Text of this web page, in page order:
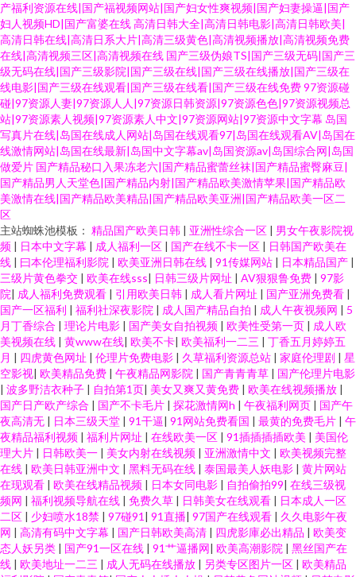
产福利资源在线|国产福视频网站|国产妇女性爽视频|国产妇妻操逼|国产
妇人视频HD|国产富婆在线高清日韩大全|高清日韩电影|高清日韩欧美|
高清日韩在线|高清日系大片|高清三级黄色|高清视频播放|高清视频免费
在线|高清视频三区|高清视频在线 国产三级伪娘TS|国产三级无码|国产三
级无码在线|国产三级影院|国产三级在线|国产三级在线播放|国产三级在
线电影|国产三级在线观看|国产三级在线看|国产三级在线免费97资源碰
碰|97资源人妻|97资源人人|97资源日韩资源|97资源色色|97资源视频总
站|97资源素人视频|97资源素人中文|97资源网站|97资源中文字幕 岛国
写真片在线|岛国在线成人网站|岛国在线观看97|岛国在线观看AV|岛国在
线激情网站|岛国在线最新|岛国中文字幕av|岛国资源av|岛国综合网|岛国
做爱片 国产精品秘口入果冻老六|国产精品蜜蕾丝袜|国产精品蜜臀麻豆|
国产精品男人天堂色|国产精品内射|国产精品欧美激情苹果|国产精品欧
美激情在线|国产精品欧美精品|国产精品欧美亚洲|国产精品欧美一区二
区
主站蜘蛛池模板： 精品国产欧美日韩 | 亚洲性综合一区 | 男女午夜影院视
频 | 日本中文字幕 | 成人福利一区 | 国产在线不卡一区 | 日韩国产欧美在
线 | 曰本伦理福利影院 | 欧美亚洲日韩在线 | 91传媒网站 | 日本精品国产 |
三级片黄色拳交 | 欧美在线sss| 日韩三级片网址 | AV狠狠鲁免费 | 97影
院| 成人福利免费观看 | 引用欧美日韩 | 成人看片网址 | 国产亚洲免费看 |
国产一区福利 | 福利社深夜影院 | 成人国产精品自拍 | 成人午夜视频网 | 5
月丁香综合 | 理论片电影 | 国产美女自拍视频 | 欧美性受第一页 | 成人欧
美视频在线 | 黄www在线| 欧美不卡| 欧美福利一二三 | 丁香五月婷婷五
月 | 四虎黄色网址 | 伦理片免费电影 | 久草福利资源总站 | 家庭伦理剧 | 星
空影视| 欧美精品免费 | 午夜精品网影院 | 国产青青青草 | 国产伦理片电影
| 波多野洁衣种子 | 自拍第1页| 美女又爽又黄免费 | 欧美在线视频播放 |
国产日产欧产综合 | 国产不卡毛片 | 探花激情网h | 午夜福利网页 | 国产午
夜高清无 | 日本三级天堂 | 91干逼| 91网站免费看国 | 最黄的免费毛片 | 午
夜精品福利视频 | 福利片网址 | 在线欧美一区 | 91插插插插欧美 | 美国伦
理大片 | 日韩欧美一 | 美女内射在线视频 | 亚洲激情中文 | 欧美视频完整
在线 | 欧美日韩亚洲中文 | 黑料无码在线 | 泰国最美人妖电影 | 黄片网站
在现观看 | 欧美在线精品视频 | 日本女同电影 | 自拍偷拍99| 在线三级视
频网 | 福利视频导航在线 | 免费久草 | 日韩美女在线观看 | 日本成人一区
二区 | 少妇喷水18禁 | 97碰91 | 91直播| 97国产在线观看 | 久久电影午夜
网 | 高清有码中文字幕 | 国产日韩欧美高清 | 四虎影庫必出精品 | 欧美变
态人妖另类 | 国产91一区在线 | 91艹逼播网| 欧美高潮影院 | 黑丝国产在
线 | 欧美地址一二三 | 成人无码在线播放 | 另类专区图片一区 | 欧美精品